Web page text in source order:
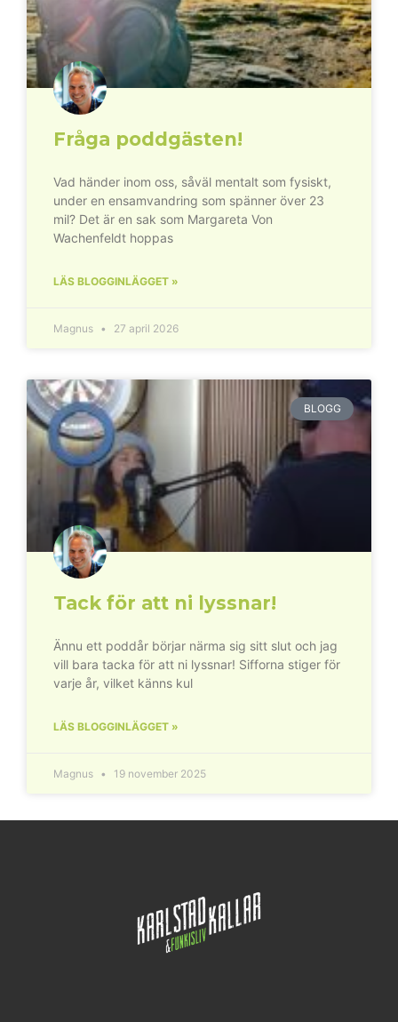
Fråga poddgästen!
Vad händer inom oss, såväl mentalt som fysiskt,
under en ensamvandring som spänner över 23
mil? Det är en sak som Margareta Von
Wachenfeldt hoppas
LÄS BLOGGINLÄGGET »
Magnus 27 april 2026
BLOGG
Tack för att ni lyssnar!
Ännu ett poddår börjar närma sig sitt slut och jag
vill bara tacka för att ni lyssnar! Sifforna stiger för
varje år, vilket känns kul
LÄS BLOGGINLÄGGET »
Magnus 19 november 2025